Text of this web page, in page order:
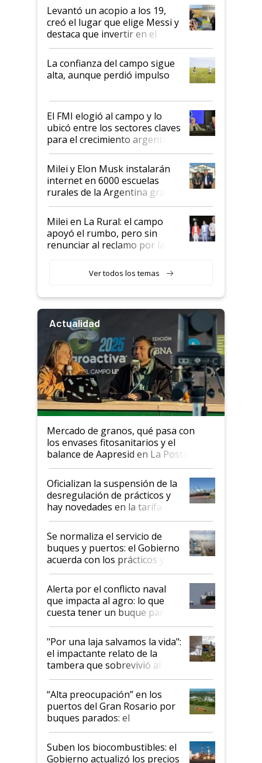
Levantó un acopio a los 19,
creó el lugar que elige Messi y
destaca que invertir en el
kirchnerismo era como "darle
plata a un hijo para droga":
Juan Félix Rossetti, el libertario
que de una dura crisis salió
de Milei
La confianza del campo sigue
alta, aunque perdió impulso
El FMI elogió al campo y lo
ubicó entre los sectores claves
para el crecimiento argentino
Milei y Elon Musk instalarán
internet en 6000 escuelas
rurales de la Argentina gracias
a un acuerdo con Starlink
Milei en La Rural: el campo
apoyó el rumbo, pero sin
renunciar al reclamo por las
Ver todos los temas
Actualidad
Mercado de granos, qué pasa con
los envases fitosanitarios y el
balance de Aapresid en La Posta
Oficializan la suspensión de la
desregulación de prácticos y
hay novedades en la tarifa de
la hidrovía
Se normaliza el servicio de
buques y puertos: el Gobierno
acuerda con los prácticos y
suspende el decreto de
desregulación
Alerta por el conflicto naval
que impacta al agro: lo que
cuesta tener un buque parado
y el peligro de que Argentina
pase a ser "país sucio"
"Por una laja salvamos la vida":
el impactante relato de la
tambera que sobrevivió al
tornado
“Alta preocupación” en los
puertos del Gran Rosario por
buques parados: el
funcionamiento de las
exportadoras en tensión tras
la medida de fuerza de los
Suben los biocombustibles: el
Gobierno actualizó los precios